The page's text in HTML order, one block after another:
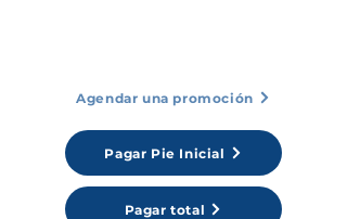
Agendar una promoción
Pagar Pie Inicial
Pagar total